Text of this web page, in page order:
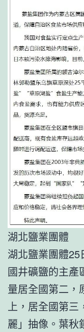
湖北鹽業團體
湖北鹽業團體
國井礦鹽的主產
量居全國第二，
上，居全國第三
麗」抽像。葉秋